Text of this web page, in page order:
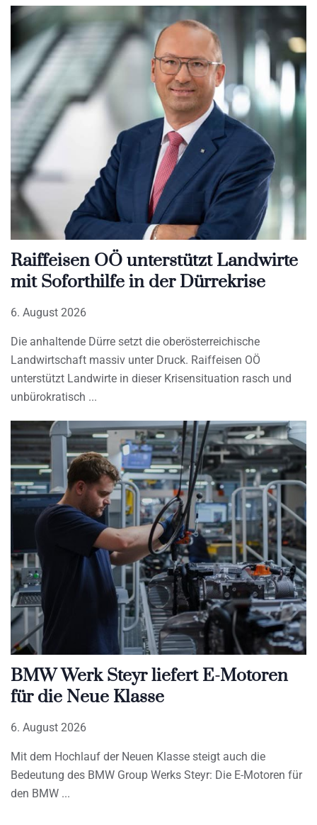
Raiffeisen OÖ unterstützt Landwirte
mit Soforthilfe in der Dürrekrise
6. August 2026
Die anhaltende Dürre setzt die oberösterreichische
Landwirtschaft massiv unter Druck. Raiffeisen OÖ
unterstützt Landwirte in dieser Krisensituation rasch und
unbürokratisch
BMW Werk Steyr liefert E-Motoren
für die Neue Klasse
6. August 2026
Mit dem Hochlauf der Neuen Klasse steigt auch die
Bedeutung des BMW Group Werks Steyr: Die E-Motoren für
den BMW